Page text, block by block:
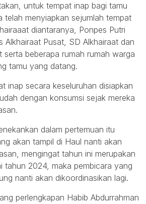
untuk tempat inap bagi tamu
telah menyiapkan sejumlah tempat
diantaranya, Ponpes Putri
Alkhairaat Pusat, SD Alkhairaat dan
serta beberapa rumah rumah warga
tamu yang datang.
inap secara keseluruhan disiapkan
dengan konsumsi sejak mereka
dalam pertemuan itu
akan tampil di Haul nanti akan
mengingat tahun ini merupakan
tahun 2024, maka pembicara yang
nanti akan dikoordinasikan lagi.
perlengkapan Habib Abdurrahman